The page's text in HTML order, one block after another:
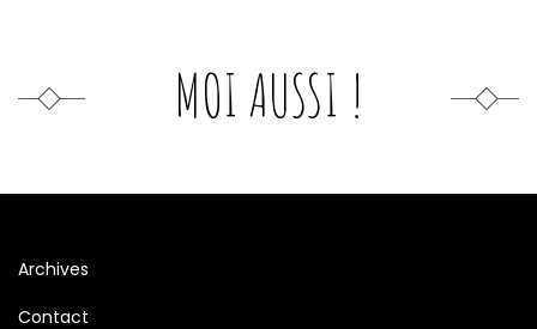
MOI AUSSI !
Archives
Contact